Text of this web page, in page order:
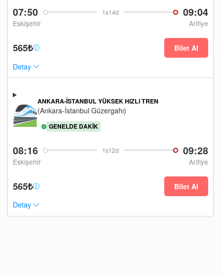
07:50 1s14d 09:04
Eskişehir Arifiye
565₺
Bilet Al
Detay
08:16 1s12d 09:28
Eskişehir Arifiye
ANKARA-İSTANBUL YÜKSEK HIZLI TREN
(Ankara-İstanbul Güzergahı)
GENELDE DAKIK
565₺
Bilet Al
Detay